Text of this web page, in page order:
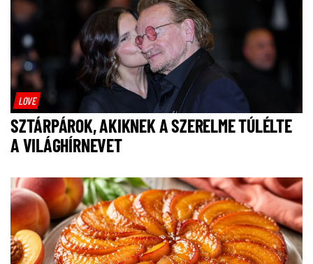
LOVE
SZTÁRPÁROK, AKIKNEK A SZERELME TÚLÉLTE
A VILÁGHÍRNEVET